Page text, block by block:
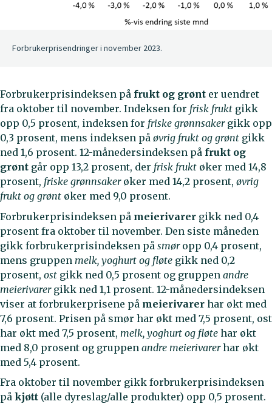
Forbrukerprisendringer i november 2023.
Forbrukerprisindeksen på frukt og grønt er uendret
fra oktober til november. Indeksen for frisk frukt gikk
opp 0,5 prosent, indeksen for friske grønnsakergikk opp
0,3 prosent, mens indeksen på øvrig frukt og grønt gikk
ned 1,6 prosent. 12-månedersindeksen på frukt og
grønt går opp 13,2 prosent, der frisk frukt øker med 14,8
prosent, friske grønnsakerøker med 14,2 prosent, øvrig
frukt og grønt øker med 9,0 prosent.
Forbrukerprisindeksen på meierivarer gikk ned 0,4
prosent fra oktober til november. Den siste måneden
gikk forbrukerprisindeksen på smøropp 0,4 prosent,
mens gruppen melk, yoghurt og fløte gikk ned 0,2
prosent, ost gikk ned 0,5 prosent og gruppen andre
meierivarer gikk ned 1,1 prosent. 12-månedersindeksen
viser at forbrukerprisene på meierivarer har økt med
7,6 prosent. Prisen på smør har økt med 7,5 prosent, ost
har økt med 7,5 prosent, melk, yoghurt og fløte har økt
med 8,0 prosent og gruppen andre meierivarerhar økt
med 5,4 prosent.
Fra oktober til november gikk forbrukerprisindeksen
på kjøtt (alle dyreslag/alle produkter) opp 0,5 prosent.